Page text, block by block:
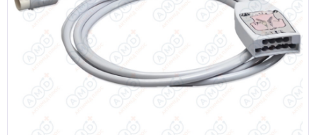
Датчики потока для аппаратов ИВЛ
Электроды для ЭКГ